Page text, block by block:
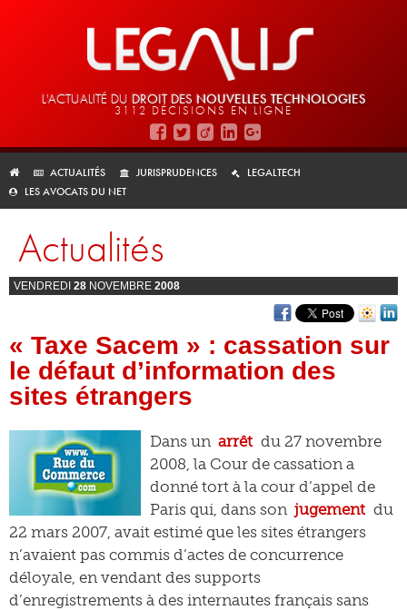
L'ACTUALITÉ DU DROIT DES NOUVELLES TECHNOLOGIES
3112 DÉCISIONS EN LIGNE
ACTUALITÉS JURISPRUDENCES
LEGALTECH
LES AVOCATS DU NET
Actualités
VENDREDI 28 NOVEMBRE 2008
« Taxe Sacem » : cassation sur
le défaut d’information des
sites étrangers
Dans un arrêt du 27 novembre
2008, la Cour de cassation a
donné tort à la cour d’appel de
Paris qui, dans son jugement du
22 mars 2007, avait estimé que les sites étrangers
n’avaient pas commis d’actes de concurrence
déloyale, en vendant des supports
d’enregistrements à des internautes français sans